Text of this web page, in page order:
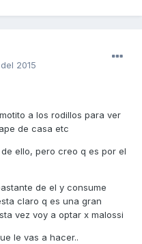
2015
a los rodillos para ver
de casa etc
ello, pero creo q es por el
de el y consume
claro q es una gran
vez voy a optar x malossi
le vas a hacer..